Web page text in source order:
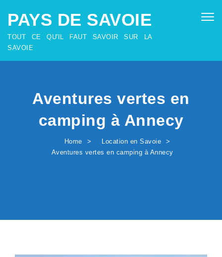
PAYS DE SAVOIE
TOUT CE QU'IL FAUT SAVOIR SUR LA
SAVOIE
Aventures vertes en
camping à Annecy
Home
Location en Savoie
Aventures vertes en camping à Annecy